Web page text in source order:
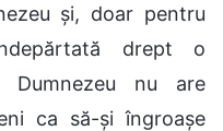
și, doar pentru
drept o
Dumnezeu nu are
ca să-și îngroașe